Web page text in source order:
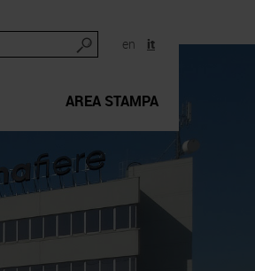
en it
AREA STAMPA